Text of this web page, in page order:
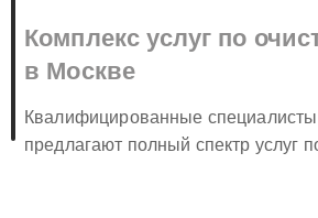
Комплекс услуг по
в Москве
Квалифицированные
предлагают полный спектр услуг